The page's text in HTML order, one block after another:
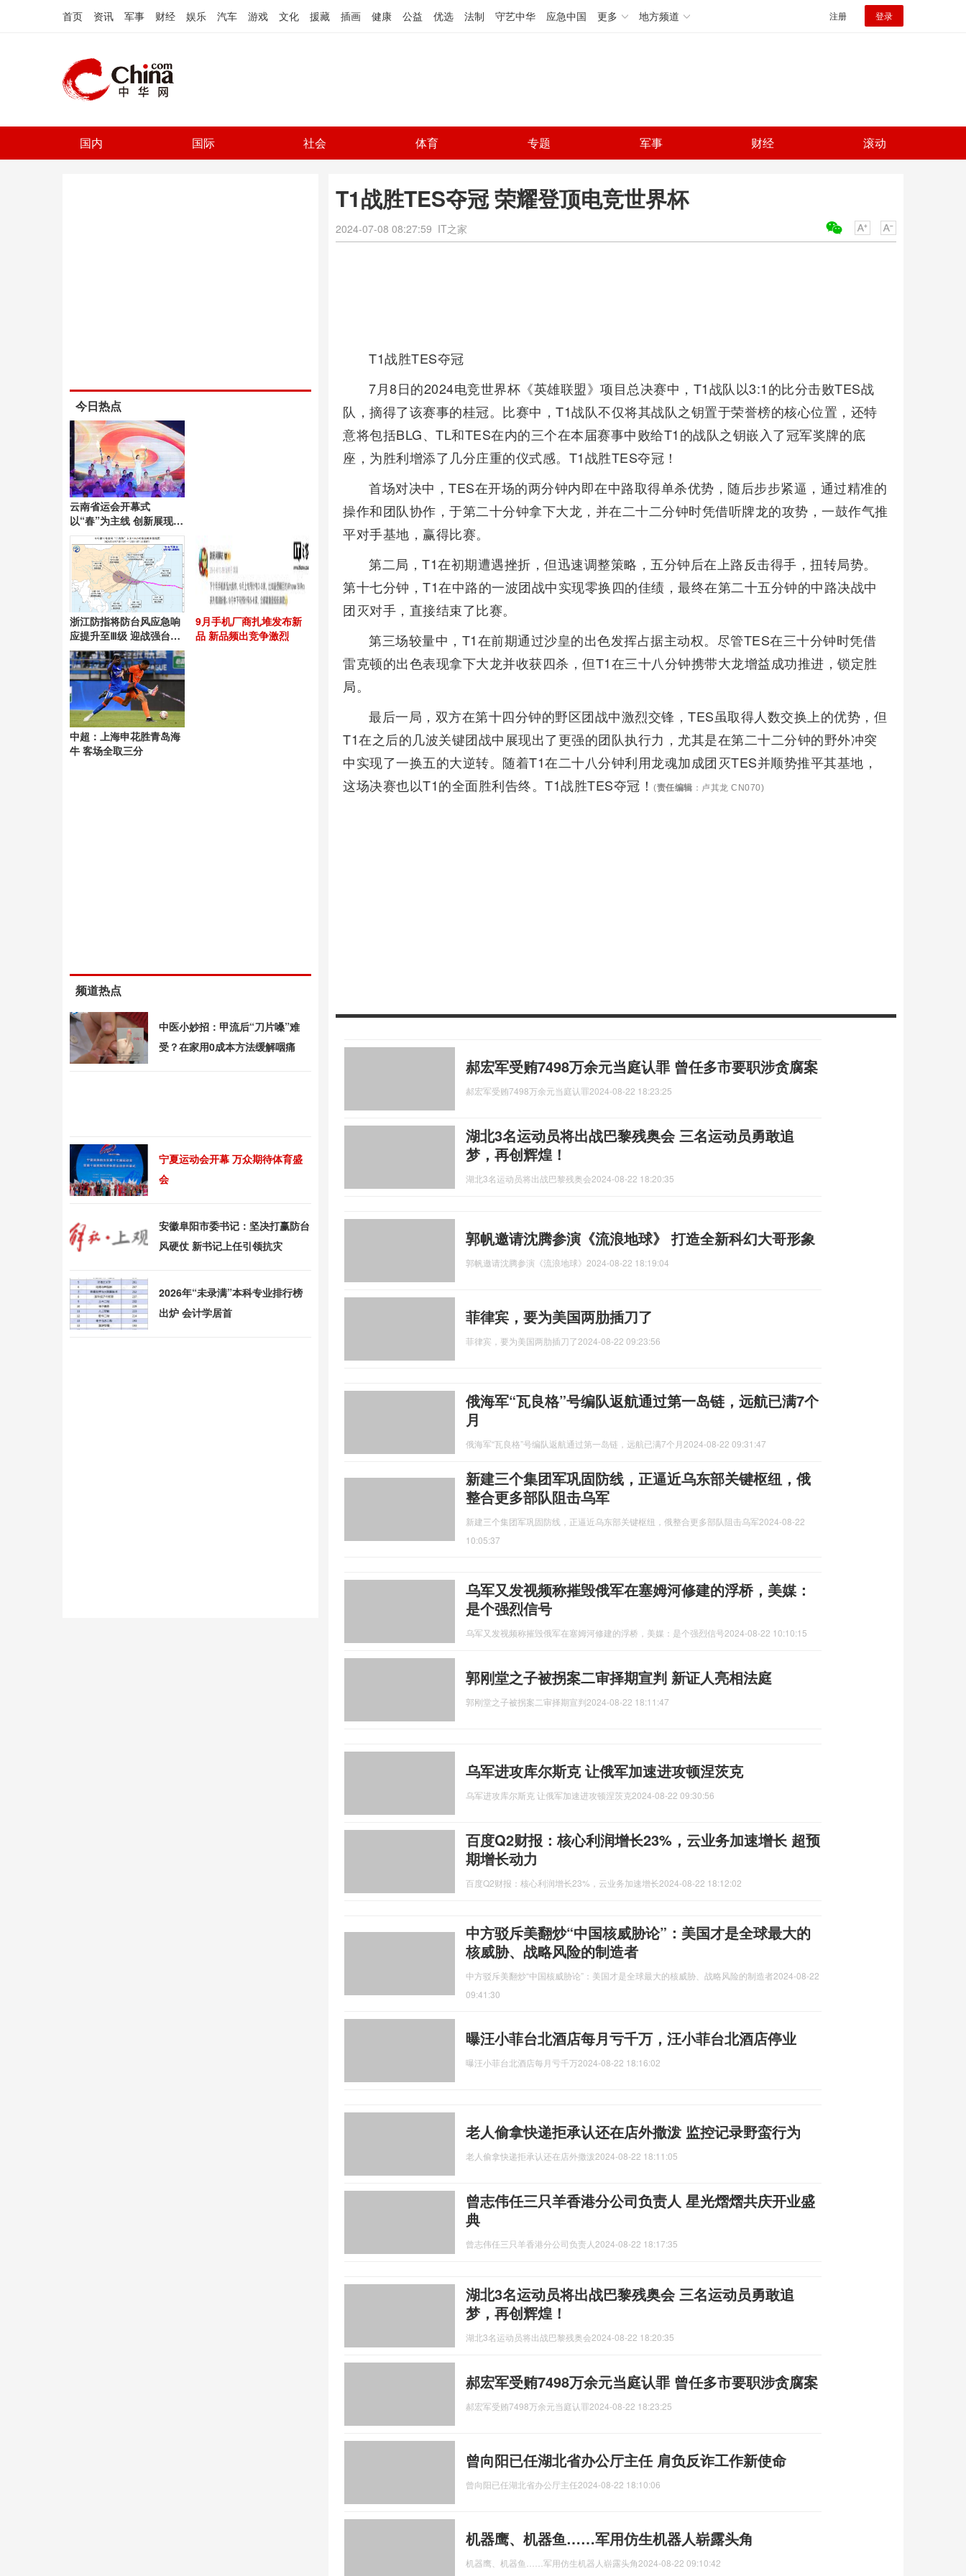
首页 资讯 军事 财经 娱乐 汽车 游戏 文化 援藏 插画 健康 公益 优选 法制 守艺中华 应急中国 更多 地方频道 注册 登录
国内 国际 社会 体育 专题 军事 财经 滚动
T1战胜TES夺冠 荣耀登顶电竞世界杯
2024-07-08 08:27:59 IT之家
T1战胜TES夺冠
7月8日的2024电竞世界杯《英雄联盟》项目总决赛中，T1战队以3:1的比分击败TES战
队，摘得了该赛事的桂冠。比赛中，T1战队不仅将其战队之钥置于荣誉榜的核心位置，还特
意将包括BLG、TL和TES在内的三个在本届赛事中败给T1的战队之钥嵌入了冠军奖牌的底
座，为胜利增添了几分庄重的仪式感。T1战胜TES夺冠！
首场对决中，TES在开场的两分钟内即在中路取得单杀优势，随后步步紧逼，通过精准的
操作和团队协作，于第二十分钟拿下大龙，并在二十二分钟时凭借听牌龙的攻势，一鼓作气推
平对手基地，赢得比赛。
第二局，T1在初期遭遇挫折，但迅速调整策略，五分钟后在上路反击得手，扭转局势。
第十七分钟，T1在中路的一波团战中实现零换四的佳绩，最终在第二十五分钟的中路决战中
团灭对手，直接结束了比赛。
第三场较量中，T1在前期通过沙皇的出色发挥占据主动权。尽管TES在三十分钟时凭借
雷克顿的出色表现拿下大龙并收获四杀，但T1在三十八分钟携带大龙增益成功推进，锁定胜
局。
最后一局，双方在第十四分钟的野区团战中激烈交锋，TES虽取得人数交换上的优势，但
T1在之后的几波关键团战中展现出了更强的团队执行力，尤其是在第二十二分钟的野外冲突
中实现了一换五的大逆转。随着T1在二十八分钟利用龙魂加成团灭TES并顺势推平其基地，
这场决赛也以T1的全面胜利告终。T1战胜TES夺冠！ (责任编辑 ：卢其龙 CN070)
郝宏军受贿7498万余元当庭认罪 曾任多市要职涉贪腐案
郝宏军受贿7498万余元当庭认罪2024-08-22 18:23:25
湖北3名运动员将出战巴黎残奥会 三名运动员勇敢追
梦，再创辉煌！
湖北3名运动员将出战巴黎残奥会2024-08-22 18:20:35
郭帆邀请沈腾参演《流浪地球》 打造全新科幻大哥形象
郭帆邀请沈腾参演《流浪地球》 2024-08-22 18:19:04
菲律宾，要为美国两肋插刀了
菲律宾，要为美国两肋插刀了2024-08-22 09:23:56
俄海军“瓦良格”号编队返航通过第一岛链，远航已满7个
月
俄海军“瓦良格”号编队返航通过第一岛链，远航已满7个月 2024-08-22 09:31:47
新建三个集团军巩固防线，正逼近乌东部关键枢纽，俄
整合更多部队阻击乌军
新建三个集团军巩固防线，正逼近乌东部关键枢纽，俄整合更多部队阻击乌军2024-08-22
10:05:37
乌军又发视频称摧毁俄军在塞姆河修建的浮桥，美媒：
是个强烈信号
乌军又发视频称摧毁俄军在塞姆河修建的浮桥，美媒：是个强烈信号2024-08-22 10:10:15
郭刚堂之子被拐案二审择期宣判 新证人亮相法庭
郭刚堂之子被拐案二审择期宣判2024-08-22 18:11:47
乌军进攻库尔斯克 让俄军加速进攻顿涅茨克
乌军进攻库尔斯克 让俄军加速进攻顿涅茨克2024-08-22 09:30:56
百度Q2财报：核心利润增长23%，云业务加速增长 超预
期增长动力
百度Q2财报：核心利润增长23%，云业务加速增长2024-08-22 18:12:02
中方驳斥美翻炒“中国核威胁论”：美国才是全球最大的
核威胁、战略风险的制造者
中方驳斥美翻炒“中国核威胁论”：美国才是全球最大的核威胁、战略风险的制造者2024-08-22
09:41:30
曝汪小菲台北酒店每月亏千万，汪小菲台北酒店停业
曝汪小菲台北酒店每月亏千万2024-08-22 18:16:02
老人偷拿快递拒承认还在店外撒泼 监控记录野蛮行为
老人偷拿快递拒承认还在店外撒泼2024-08-22 18:11:05
曾志伟任三只羊香港分公司负责人 星光熠熠共庆开业盛
典
曾志伟任三只羊香港分公司负责人 2024-08-22 18:17:35
湖北3名运动员将出战巴黎残奥会 三名运动员勇敢追
梦，再创辉煌！
湖北3名运动员将出战巴黎残奥会2024-08-22 18:20:35
郝宏军受贿7498万余元当庭认罪 曾任多市要职涉贪腐案
郝宏军受贿7498万余元当庭认罪2024-08-22 18:23:25
曾向阳已任湖北省办公厅主任 肩负反诈工作新使命
曾向阳已任湖北省办公厅主任2024-08-22 18:10:06
机器鹰、机器鱼……军用仿生机器人崭露头角
机器鹰、机器鱼……军用仿生机器人崭露头角2024-08-22 09:10:42
今日热点
云南省运会开幕式
以“春”为主线 创新展现昆
明风采
浙江防指将防台风应急响
应提升至Ⅲ级 迎战强台
风“白海豚”
9月手机厂商扎堆发布新
品 新品频出竞争激烈
中超：上海申花胜青岛海
牛 客场全取三分
频道热点
中医小妙招：甲流后“刀片嗓”难
受？在家用0成本方法缓解咽痛
宁夏运动会开幕 万众期待体育盛
会
安徽阜阳市委书记：坚决打赢防台
风硬仗 新书记上任引领抗灾
2026年“未录满”本科专业排行榜
出炉 会计学居首